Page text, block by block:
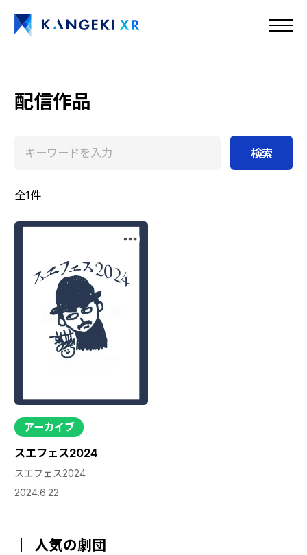
配信作品
検索
全1件
アーカイブ
スエフェス2024
スエフェス2024
2024.6.22
人気の劇団